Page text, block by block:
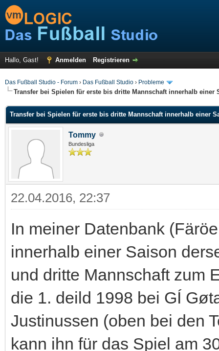
Hallo, Gast! Anmelden Registrieren
Das Fußball Studio - Forum › Das Fußball Studio › Probleme
Transfer bei Spielen für erste bis dritte Mannschaft innerhalb einer
Transfer bei Spielen für erste bis dritte Mannschaft innerhalb einer
Tommy
Bundesliga
22.04.2016, 22:37
In meiner Datenbank
innerhalb einer Saison
und dritte Mannschaft zum
die 1. deild 1998 bei GÍ
Justinussen (oben bei den
kann ihn für das Spiel am